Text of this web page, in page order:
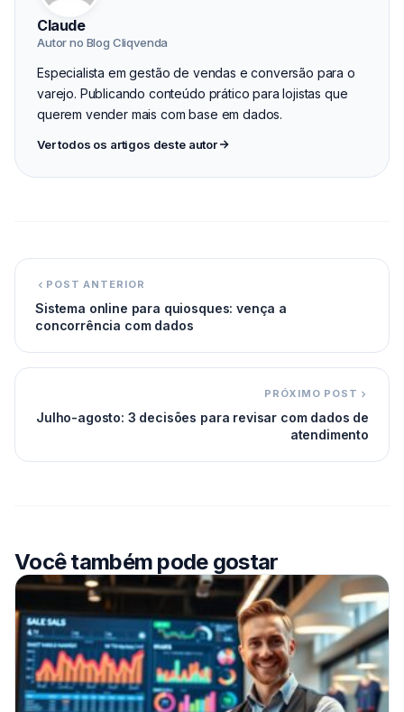
Claude
Autor no Blog Cliqvenda
Especialista em gestão de vendas e conversão para o
varejo. Publicando conteúdo prático para lojistas que
querem vender mais com base em dados.
Ver todos os artigos deste autor
POST ANTERIOR
Sistema online para quiosques: vença a
concorrência com dados
PRÓXIMO POST
Julho-agosto: 3 decisões para revisar com dados de
atendimento
Você também pode gostar